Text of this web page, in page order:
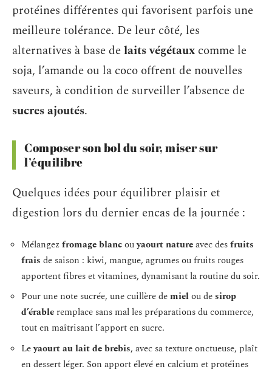
protéines différentes qui favorisent parfois une
meilleure tolérance. De leur côté, les
alternatives à base delaits végétaux comme le
soja, l’amande ou la coco offrent de nouvelles
saveurs, à condition de surveiller l’absence de
sucres ajoutés.
Composer son bol du soir, miser sur
l’équilibre
Quelques idées pour équilibrer plaisir et
digestion lors du dernier encas de la journée :
Mélangezfromage blancouyaourt natureavec desfruits
frais de saison : kiwi, mangue, agrumes ou fruits rouges
apportent fibres et vitamines, dynamisant la routine du soir.
Pour une note sucrée, une cuillère demielou desirop
d’érable remplace sans mal les préparations du commerce,
tout en maîtrisant l’apport en sucre.
Leyaourt au lait de brebis, avec sa texture onctueuse, plaît
en dessert léger. Son apport élevé en calcium et protéines